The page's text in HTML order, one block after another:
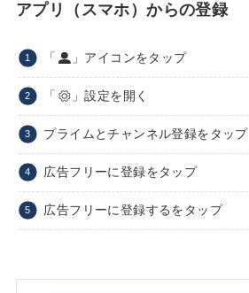
アプリ（スマホ）からの登録
「 」アイコンをタップ
「 」設定を開く
プライムとチャンネル登録をタップ
広告フリーに登録をタップ
広告フリーに登録するをタップ